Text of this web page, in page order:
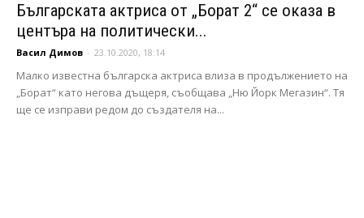
Българската актриса от „Борат 2“ се оказа в
центъра на политически...
Васил Димов - 23.10.2020, 18:14
Малко известна българска актриса влиза в продължението на
„Борат“ като негова дъщеря, съобщава „Ню Йорк Мегазин“. Тя
ще се изправи редом до създателя на...